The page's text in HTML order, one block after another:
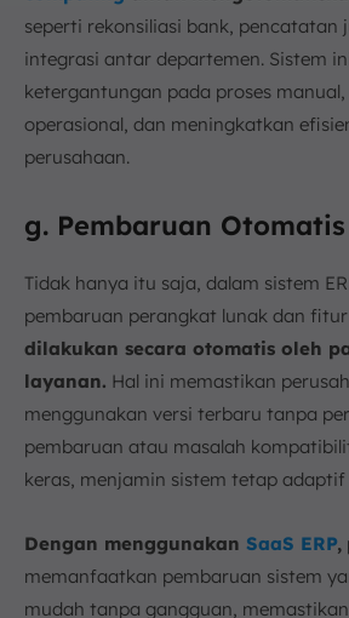
seperti rekonsiliasi bank, pencatatan
integrasi antar departemen. Sistem
ketergantungan pada proses
operasional, dan meningkatkan
perusahaan.
g. Pembaruan Otomatis
Tidak hanya itu saja, dalam sistem
pembaruan perangkat lunak dan
dilakukan secara otomatis oleh
layanan. Hal ini memastikan
menggunakan versi terbaru tanpa
pembaruan atau masalah
keras, menjamin sistem tetap
Dengan menggunakan SaaS ERP,
memanfaatkan pembaruan sistem
mudah tanpa gangguan, memastikan